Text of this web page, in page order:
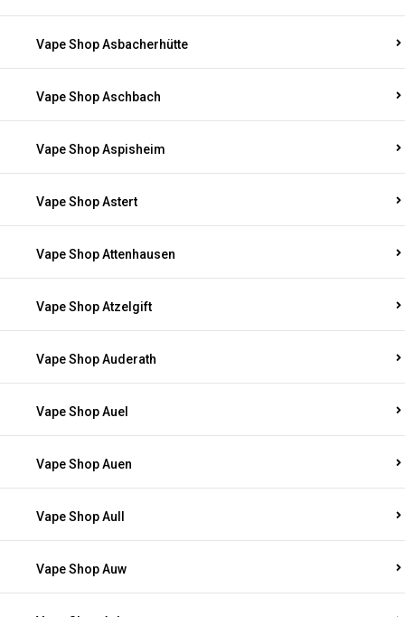
Vape Shop Asbacherhütte
Vape Shop Aschbach
Vape Shop Aspisheim
Vape Shop Astert
Vape Shop Attenhausen
Vape Shop Atzelgift
Vape Shop Auderath
Vape Shop Auel
Vape Shop Auen
Vape Shop Aull
Vape Shop Auw